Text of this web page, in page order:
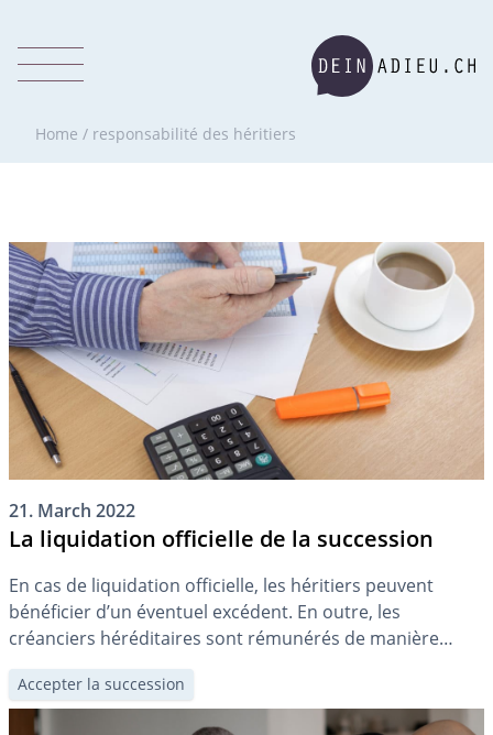
Home / responsabilité des héritiers
21. March 2022
La liquidation officielle de la succession
En cas de liquidation officielle, les héritiers peuvent
bénéficier d’un éventuel excédent. En outre, les
créanciers héréditaires sont rémunérés de manière
équitable. Le droit cantonal détermine l’autorité
compétente.
Accepter la succession